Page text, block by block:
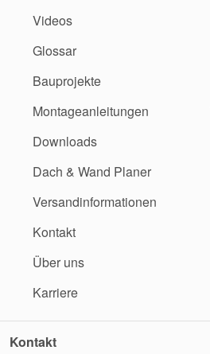
Videos
Glossar
Bauprojekte
Montageanleitungen
Downloads
Dach & Wand Planer
Versandinformationen
Kontakt
Über uns
Karriere
Kontakt